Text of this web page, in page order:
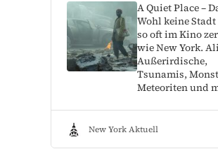
A Quiet Place –
Wohl keine
so oft im Kino
wie New York.
Außerirdische,
Tsunamis,
Meteoriten und
New York Aktuell